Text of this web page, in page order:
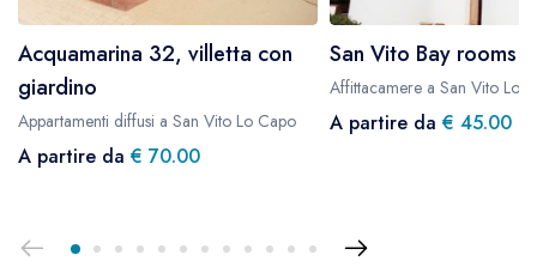
Acquamarina 32, villetta con
giardino
Appartamenti diffusi a San Vito Lo Capo
A partire da € 70.00
San Vito Bay rooms
Affittacamere a San Vito Lo
A partire da € 45.00